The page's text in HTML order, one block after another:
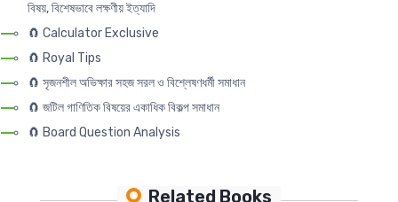
বিষয়, বিশেষভাবে লক্ষণীয় ইত্যাদি
🧲 Calculator Exclusive
🧲 Royal Tips
🧲 সৃজনশীল অভিক্ষার সহজ সরল ও বিশ্লেষণধর্মী সমাধান
🧲 জটিল গাণিতিক বিষয়ের একাধিক বিকল্প সমাধান
🧲 Board Question Analysis
Related Books